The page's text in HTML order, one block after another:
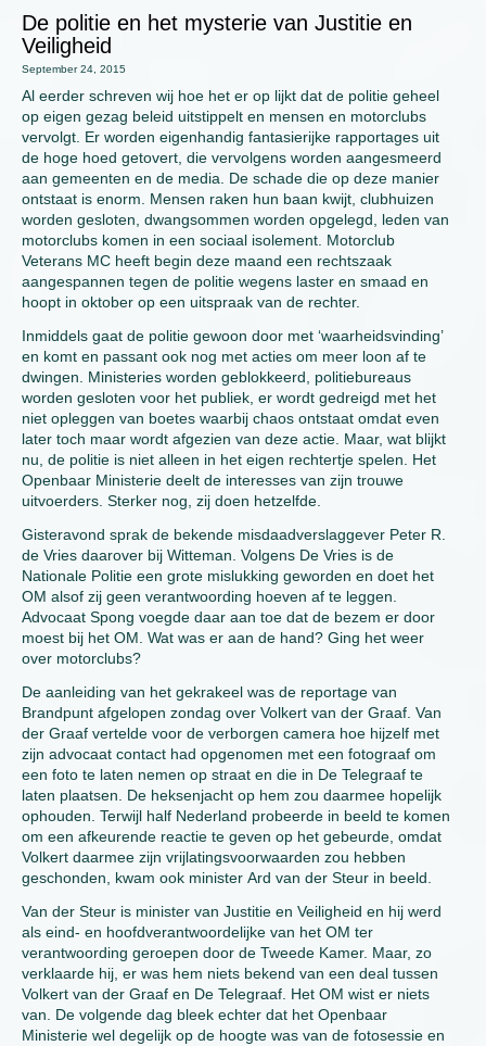
De politie en het mysterie van Justitie en
Veiligheid
September 24, 2015
Al eerder schreven wij hoe het er op lijkt dat de politie geheel
op eigen gezag beleid uitstippelt en mensen en motorclubs
vervolgt. Er worden eigenhandig fantasierijke rapportages uit
de hoge hoed getovert, die vervolgens worden aangesmeerd
aan gemeenten en de media. De schade die op deze manier
ontstaat is enorm. Mensen raken hun baan kwijt, clubhuizen
worden gesloten, dwangsommen worden opgelegd, leden van
motorclubs komen in een sociaal isolement. Motorclub
Veterans MC heeft begin deze maand een rechtszaak
aangespannen tegen de politie wegens laster en smaad en
hoopt in oktober op een uitspraak van de rechter.
Inmiddels gaat de politie gewoon door met ‘waarheidsvinding’
en komt en passant ook nog met acties om meer loon af te
dwingen. Ministeries worden geblokkeerd, politiebureaus
worden gesloten voor het publiek, er wordt gedreigd met het
niet opleggen van boetes waarbij chaos ontstaat omdat even
later toch maar wordt afgezien van deze actie. Maar, wat blijkt
nu, de politie is niet alleen in het eigen rechtertje spelen. Het
Openbaar Ministerie deelt de interesses van zijn trouwe
uitvoerders. Sterker nog, zij doen hetzelfde.
Gisteravond sprak de bekende misdaadverslaggever Peter R.
de Vries daarover bij Witteman. Volgens De Vries is de
Nationale Politie een grote mislukking geworden en doet het
OM alsof zij geen verantwoording hoeven af te leggen.
Advocaat Spong voegde daar aan toe dat de bezem er door
moest bij het OM. Wat was er aan de hand? Ging het weer
over motorclubs?
De aanleiding van het gekrakeel was de reportage van
Brandpunt afgelopen zondag over Volkert van der Graaf. Van
der Graaf vertelde voor de verborgen camera hoe hijzelf met
zijn advocaat contact had opgenomen met een fotograaf om
een foto te laten nemen op straat en die in De Telegraaf te
laten plaatsen. De heksenjacht op hem zou daarmee hopelijk
ophouden. Terwijl half Nederland probeerde in beeld te komen
om een afkeurende reactie te geven op het gebeurde, omdat
Volkert daarmee zijn vrijlatingsvoorwaarden zou hebben
geschonden, kwam ook minister Ard van der Steur in beeld.
Van der Steur is minister van Justitie en Veiligheid en hij werd
als eind- en hoofdverantwoordelijke van het OM ter
verantwoording geroepen door de Tweede Kamer. Maar, zo
verklaarde hij, er was hem niets bekend van een deal tussen
Volkert van der Graaf en De Telegraaf. Het OM wist er niets
van. De volgende dag bleek echter dat het Openbaar
Ministerie wel degelijk op de hoogte was van de fotosessie en